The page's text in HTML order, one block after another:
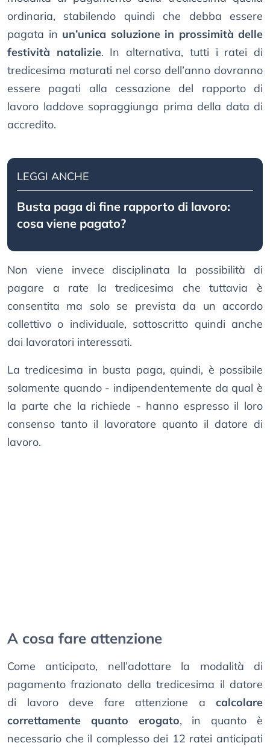
ordinaria, stabilendo quindi che debba essere
pagata in un’unica soluzione in prossimità delle
festività natalizie. In alternativa, tutti i ratei di
tredicesima maturati nel corso dell’anno dovranno
essere pagati alla cessazione del rapporto di
lavoro laddove sopraggiunga prima della data di
accredito.
LEGGI ANCHE
Busta paga di fine rapporto di lavoro:
cosa viene pagato?
Non viene invece disciplinata la possibilità di
pagare a rate la tredicesima che tuttavia è
consentita ma solo se prevista da un accordo
collettivo o individuale, sottoscritto quindi anche
dai lavoratori interessati.
La tredicesima in busta paga, quindi, è possibile
solamente quando - indipendentemente da qual è
la parte che la richiede - hanno espresso il loro
consenso tanto il lavoratore quanto il datore di
lavoro.
A cosa fare attenzione
Come anticipato, nell’adottare la modalità di
pagamento frazionato della tredicesima il datore
di lavoro deve fare attenzione a calcolare
correttamente quanto erogato, in quanto è
necessario che il complesso dei 12 ratei anticipati